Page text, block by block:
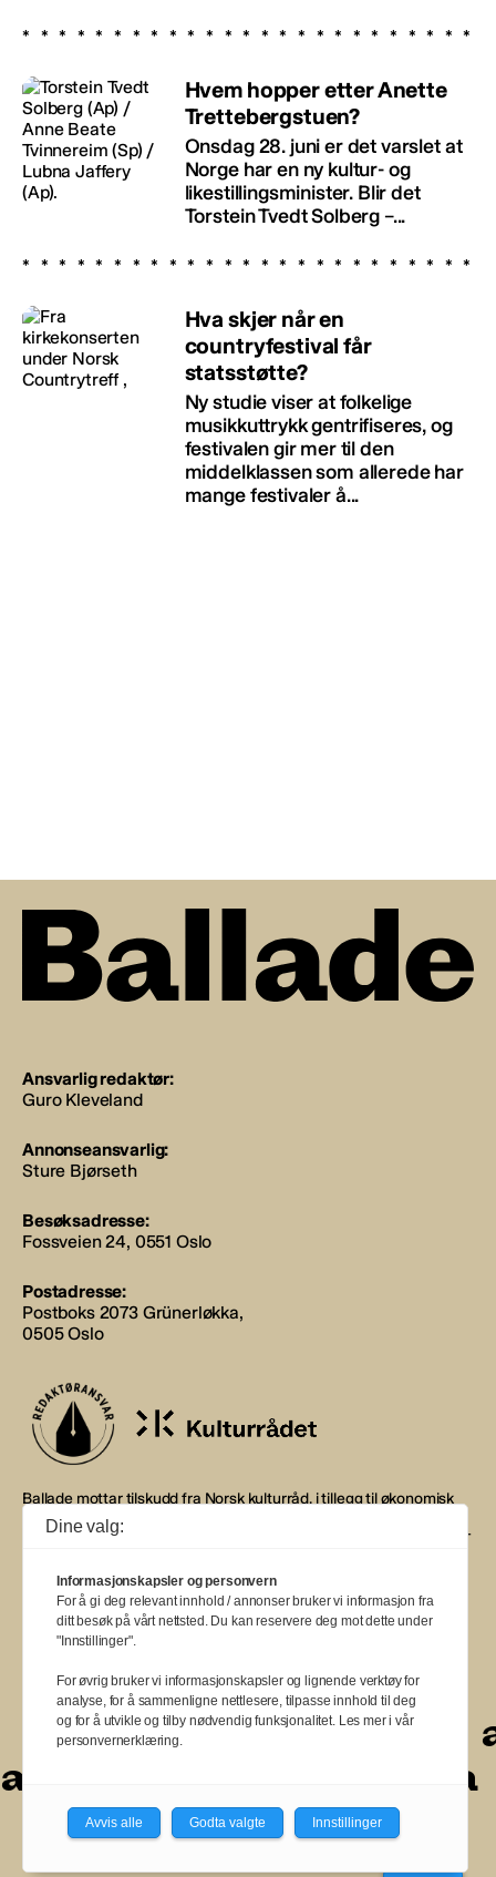
Hvem hopper etter Anette
Trettebergstuen?
Onsdag 28. juni er det varslet at
Norge har en ny kultur- og
likestillingsminister. Blir det
Torstein Tvedt Solberg –...
Hva skjer når en
countryfestival får
statsstøtte?
Ny studie viser at folkelige
musikkuttrykk gentrifiseres, og
festivalen gir mer til den
middelklassen som allerede har
mange festivaler å...
Ansvarlig redaktør:
Guro Kleveland
Annonseansvarlig:
Sture Bjørseth
Besøksadresse:
Fossveien 24, 0551 Oslo
Postadresse:
Postboks 2073 Grünerløkka,
0505 Oslo
Ballade mottar tilskudd fra Norsk kulturråd, i tillegg til økonomisk
støtte fra eierne NOPA, Norsk komponistforening og
Musikkforleggerne. Ballade drives etter Redaktør- og Vær Varsom-
BALLADE — NORGES MUSIKKMAGASIN
a
aa
aa
a
a
Dine valg:
Informasjonskapsler og personvern
For å gi deg relevant innhold / annonser bruker vi informasjon fra
ditt besøk på vårt nettsted. Du kan reservere deg mot dette under
"Innstillinger".
For øvrig bruker vi informasjonskapsler og lignende verktøy for
analyse, for å sammenligne nettlesere, tilpasse innhold til deg
og for å utvikle og tilby nødvendig funksjonalitet. Les mer i vår
personvernerklæring.
Avvis alle Godta valgte Innstillinger